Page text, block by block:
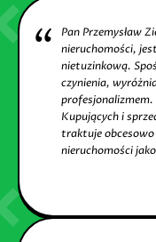
Pan Przemysław
nieruchomości,
nietuzinkową.
czynienia,
profesjonalizmem.
Kupujących i
traktuje
nieruchomości